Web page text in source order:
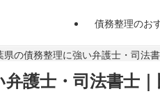
債務整理のお
県の債務整理に強い弁護士・司法
護士・司法書士